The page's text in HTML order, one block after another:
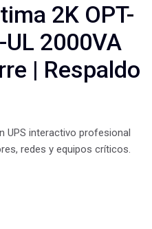
2K OPT-
2000VA
| Respaldo
UPS interactivo profesional
redes y equipos críticos.